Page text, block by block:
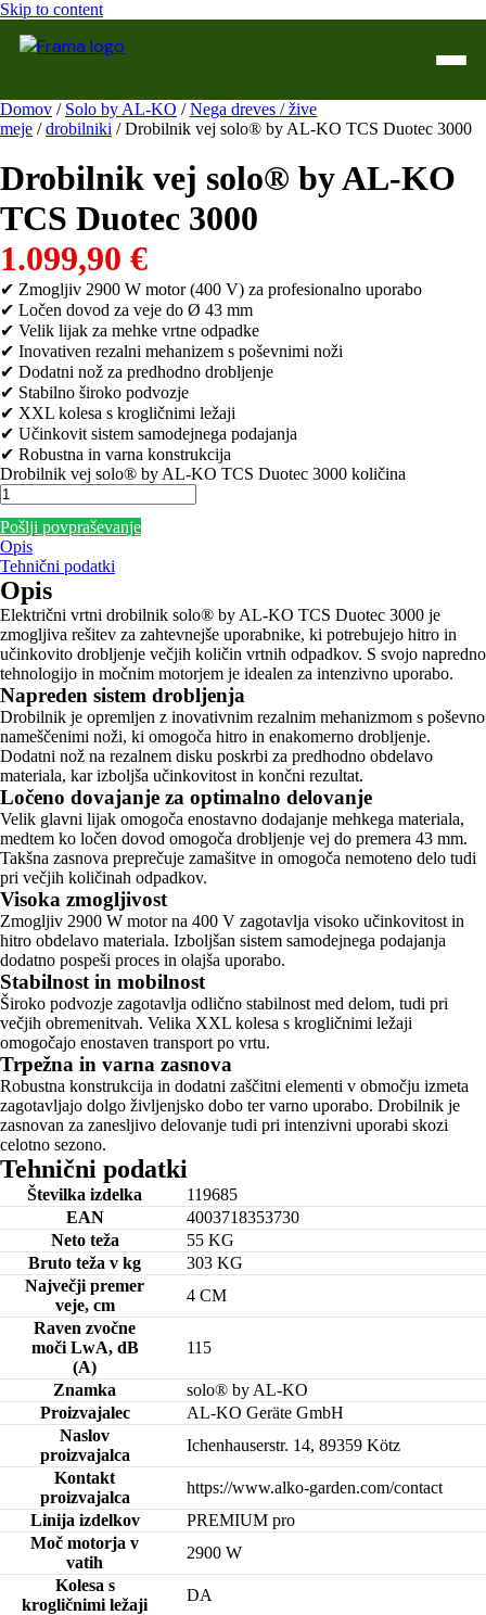
Skip to content
Domov
Trgovina
WTL Varilne naprave
Kontakt
Servis
Domov / Solo by AL-KO /Nega dreves / žive
meje /drobilniki / Drobilnik vej solo® by AL-KO TCS Duotec 3000
Drobilnik vej solo® by AL-KO
TCS Duotec 3000
1.099,90 €
✔ Zmogljiv 2900 W motor (400 V) za profesionalno uporabo
✔ Ločen dovod za veje do Ø 43 mm
✔ Velik lijak za mehke vrtne odpadke
✔ Inovativen rezalni mehanizem s poševnimi noži
✔ Dodatni nož za predhodno drobljenje
✔ Stabilno široko podvozje
✔ XXL kolesa s krogličnimi ležaji
✔ Učinkovit sistem samodejnega podajanja
✔ Robustna in varna konstrukcija
Drobilnik vej solo® by AL-KO TCS Duotec 3000 količina
Pošlji povpraševanje
Opis
Tehnični podatki
Opis
Električni vrtni drobilnik solo® by AL-KO TCS Duotec 3000 je
zmogljiva rešitev za zahtevnejše uporabnike, ki potrebujejo hitro in
učinkovito drobljenje večjih količin vrtnih odpadkov. S svojo napredno
tehnologijo in močnim motorjem je idealen za intenzivno uporabo.
Napreden sistem drobljenja
Drobilnik je opremljen z inovativnim rezalnim mehanizmom s poševno
nameščenimi noži, ki omogoča hitro in enakomerno drobljenje.
Dodatni nož na rezalnem disku poskrbi za predhodno obdelavo
materiala, kar izboljša učinkovitost in končni rezultat.
Ločeno dovajanje za optimalno delovanje
Velik glavni lijak omogoča enostavno dodajanje mehkega materiala,
medtem ko ločen dovod omogoča drobljenje vej do premera 43 mm.
Takšna zasnova preprečuje zamašitve in omogoča nemoteno delo tudi
pri večjih količinah odpadkov.
Visoka zmogljivost
Zmogljiv 2900 W motor na 400 V zagotavlja visoko učinkovitost in
hitro obdelavo materiala. Izboljšan sistem samodejnega podajanja
dodatno pospeši proces in olajša uporabo.
Stabilnost in mobilnost
Široko podvozje zagotavlja odlično stabilnost med delom, tudi pri
večjih obremenitvah. Velika XXL kolesa s krogličnimi ležaji
omogočajo enostaven transport po vrtu.
Trpežna in varna zasnova
Robustna konstrukcija in dodatni zaščitni elementi v območju izmeta
zagotavljajo dolgo življenjsko dobo ter varno uporabo. Drobilnik je
zasnovan za zanesljivo delovanje tudi pri intenzivni uporabi skozi
celotno sezono.
Tehnični podatki
Številka izdelka
119685
EAN
4003718353730
Neto teža
55 KG
Bruto teža v kg
303 KG
Največji premer
veje, cm
4 CM
Raven zvočne
moči LwA, dB
(A)
115
Znamka
solo® by AL-KO
Proizvajalec
AL-KO Geräte GmbH
Naslov
proizvajalca
Ichenhauserstr. 14, 89359 Kötz
Kontakt
proizvajalca
https://www.alko-garden.com/contact
Linija izdelkov
PREMIUM pro
Moč motorja v
vatih
2900 W
Kolesa s
krogličnimi ležaji
DA